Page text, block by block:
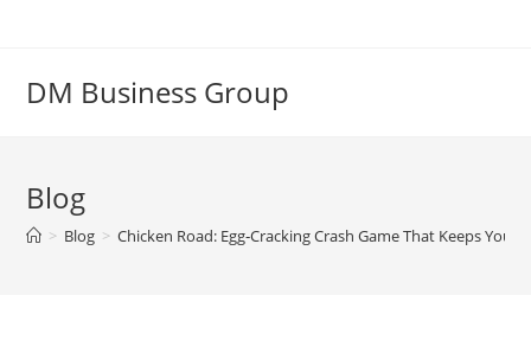
DM Business Group
Blog
> Blog > Chicken Road: Egg‑Cracking Crash Game That Keeps You